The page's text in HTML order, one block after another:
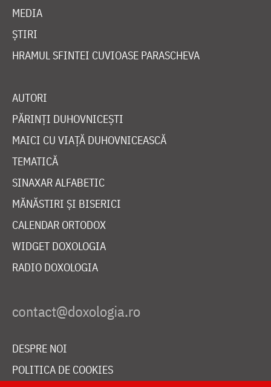
MEDIA
ȘTIRI
HRAMUL SFINTEI CUVIOASE PARASCHEVA
AUTORI
PĂRINȚI DUHOVNICEȘTI
MAICI CU VIAȚĂ DUHOVNICEASCĂ
TEMATICĂ
SINAXAR ALFABETIC
MĂNĂSTIRI ȘI BISERICI
CALENDAR ORTODOX
WIDGET DOXOLOGIA
RADIO DOXOLOGIA
DESPRE NOI
POLITICA DE COOKIES